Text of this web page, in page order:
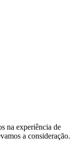
na experiência de
a consideração.